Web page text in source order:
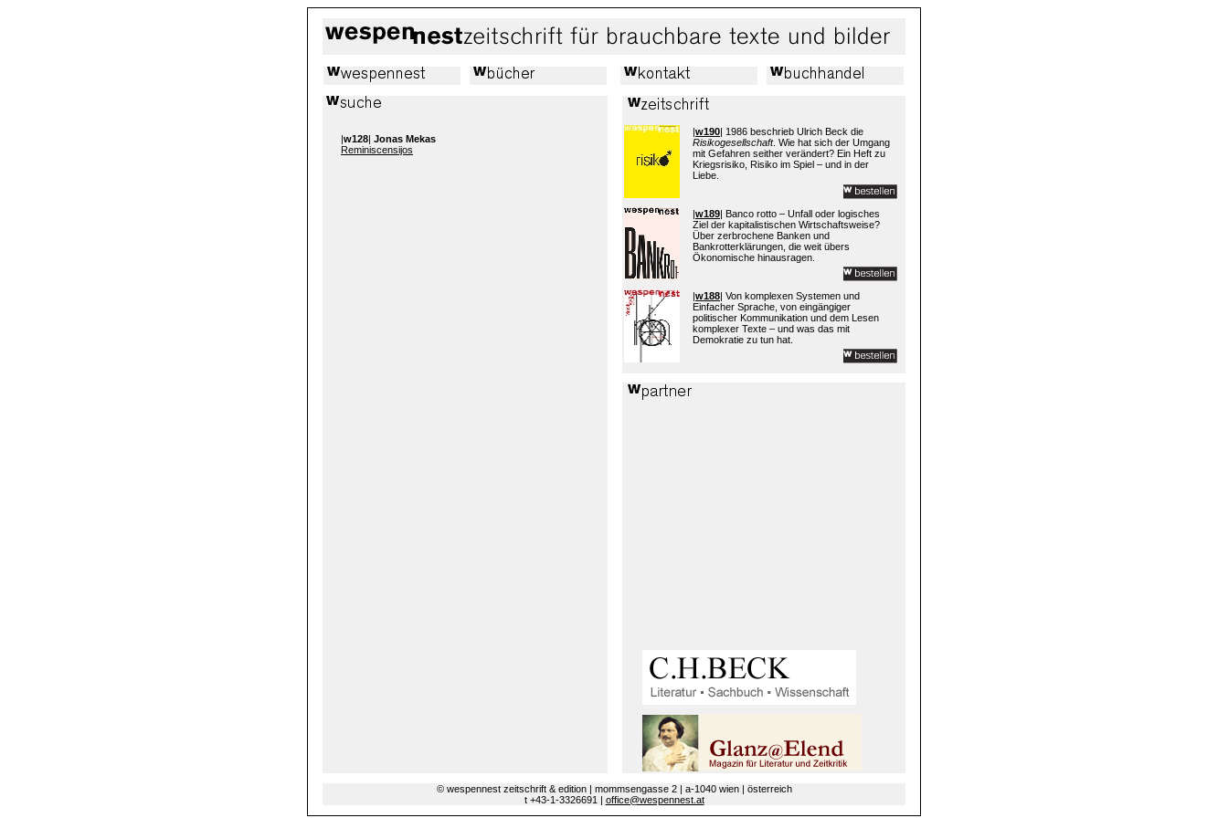
|w128| Jonas Mekas
Reminiscensijos
|w190| 1986 beschrieb Ulrich Beck die
Risikogesellschaft. Wie hat sich der Umgang
mit Gefahren seither verändert? Ein Heft zu
Kriegsrisiko, Risiko im Spiel – und in der
Liebe.
|w189| Banco rotto – Unfall oder logisches
Ziel der kapitalistischen Wirtschaftsweise?
Über zerbrochene Banken und
Bankrotterklärungen, die weit übers
Ökonomische hinausragen.
|w188| Von komplexen Systemen und
Einfacher Sprache, von eingängiger
politischer Kommunikation und dem Lesen
komplexer Texte – und was das mit
Demokratie zu tun hat.
© wespennest zeitschrift & edition | mommsengasse 2 | a-1040 wien | österreich
t +43-1-3326691 | office@wespennest.at